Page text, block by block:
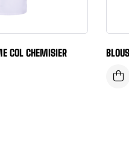
COL CHEMISIER